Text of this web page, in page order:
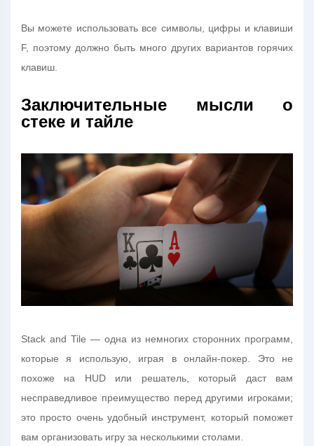
Вы можете использовать все символы, цифры и клавиши
F, поэтому должно быть много других вариантов горячих
клавиш.
Заключительные мысли о
стеке и тайле
Stack and Tile — одна из немногих сторонних программ,
которые я использую, играя в онлайн-покер. Это не
похоже на HUD или решатель, который даст вам
несправедливое преимущество перед другими игроками;
это просто очень удобный инструмент, который поможет
вам организовать игру за несколькими столами.